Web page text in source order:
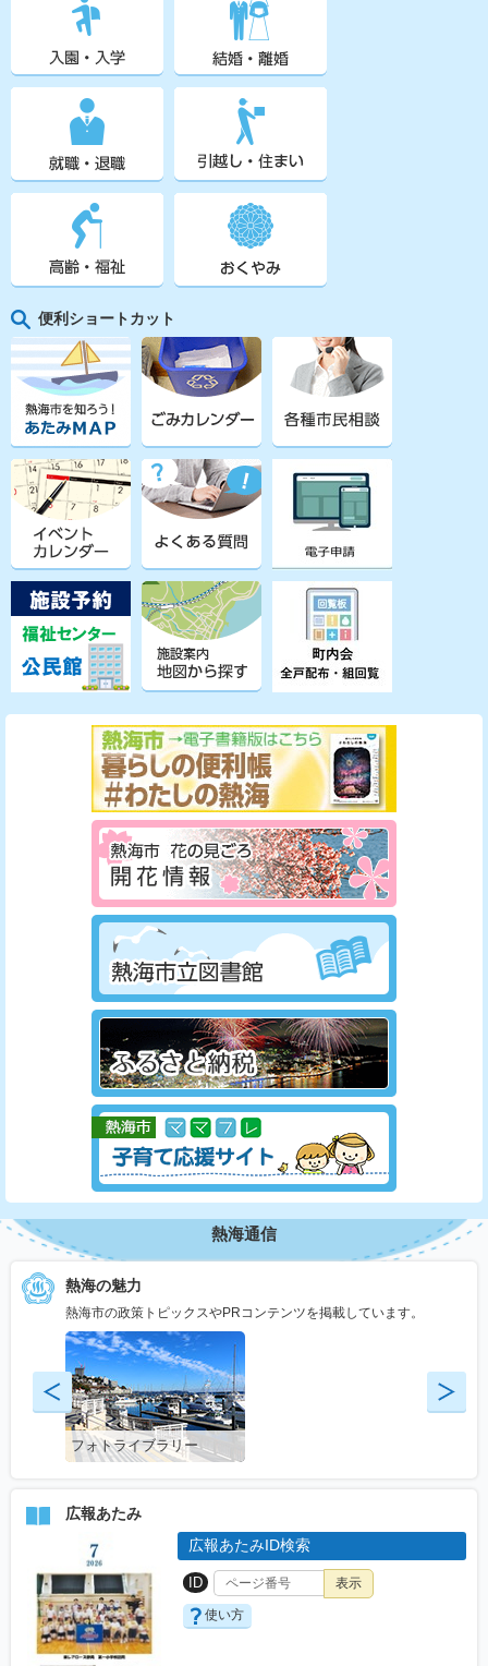
便利ショートカット
熱海通信
熱海の魅力
熱海市の政策トピックスやPRコンテンツを掲載しています。
フォトライブラリー
広報あたみ
広報あたみID検索
ID
使い方